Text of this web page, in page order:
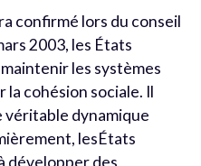
confirmé lors du conseil
2003, les États
les systèmes
cohésion sociale. Il
véritable dynamique
lesÉtats
développer des